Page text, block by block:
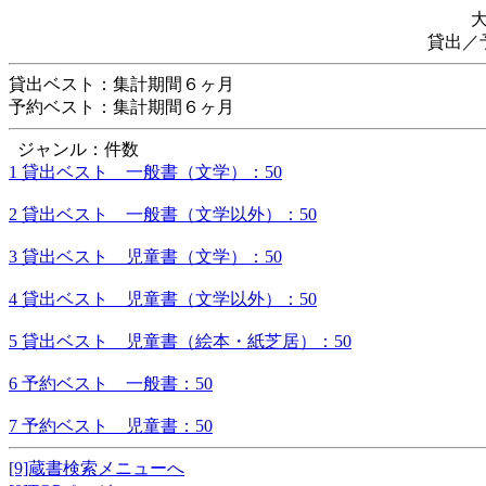
貸出／
貸出ベスト：集計期間６ヶ月
予約ベスト：集計期間６ヶ月
ジャンル：件数
1 貸出ベスト 一般書（文学）：50
2 貸出ベスト 一般書（文学以外）：50
3 貸出ベスト 児童書（文学）：50
4 貸出ベスト 児童書（文学以外）：50
5 貸出ベスト 児童書（絵本・紙芝居）：50
6 予約ベスト 一般書：50
7 予約ベスト 児童書：50
[9]蔵書検索メニューへ